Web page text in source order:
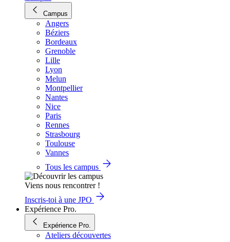
Campus
Angers
Béziers
Bordeaux
Grenoble
Lille
Lyon
Melun
Montpellier
Nantes
Nice
Paris
Rennes
Strasbourg
Toulouse
Vannes
Tous les campus
Viens nous rencontrer !
Inscris-toi à une JPO
Expérience Pro.
Expérience Pro.
Ateliers découvertes